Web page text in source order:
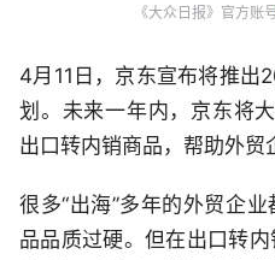
《大众日报》官方账
4月11日，京东宣布将推出
划。未来一年内，京东将
出口转内销商品，帮助外贸
很多“出海”多年的外贸企
品品质过硬。但在出口转